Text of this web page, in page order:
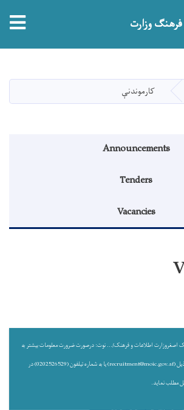
دانګل
فرهنګ وزارت
کارموندنې
Announcements
Tenders
Vacancies
اصغروزارت اطلاعات و فرهنک/... نوت: درصورت ضرورت معلومات بیشتر به
ایمیل آدرس ذیل (recruitment@moic.gov.af) یا به شماره تیلفون (0202526529) در
مطلب نماید.